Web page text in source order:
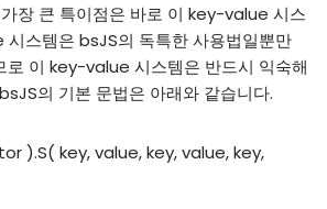
장 큰 특이점은 바로 이 key-value 시스
스템은 bsJS의 독특한 사용법일뿐만
로 이 key-value 시스템은 반드시 익숙해
의 기본 문법은 아래와 같습니다.
).S( key, value, key, value, key,